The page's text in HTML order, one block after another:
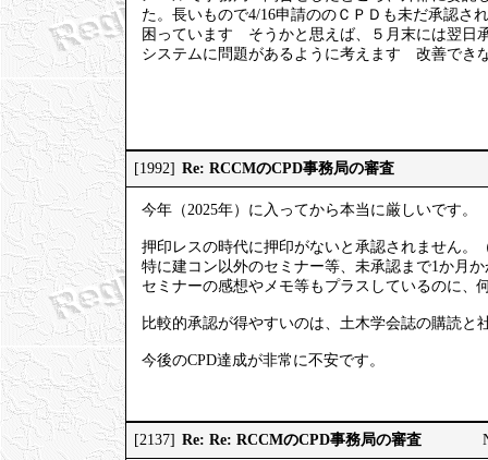
た。長いもので4/16申請ののＣＰＤも未だ承認さ
困っています そうかと思えば、５月末には翌日
システムに問題があるように考えます 改善でき
[1992] Re: RCCMのCPD事務局の審査
今年（2025年）に入ってから本当に厳しいです。
押印レスの時代に押印がないと承認されません。
特に建コン以外のセミナー等、未承認まで1か月
セミナーの感想やメモ等もプラスしているのに、
比較的承認が得やすいのは、土木学会誌の購読と
今後のCPD達成が非常に不安です。
[2137] Re: Re: RCCMのCPD事務局の審査